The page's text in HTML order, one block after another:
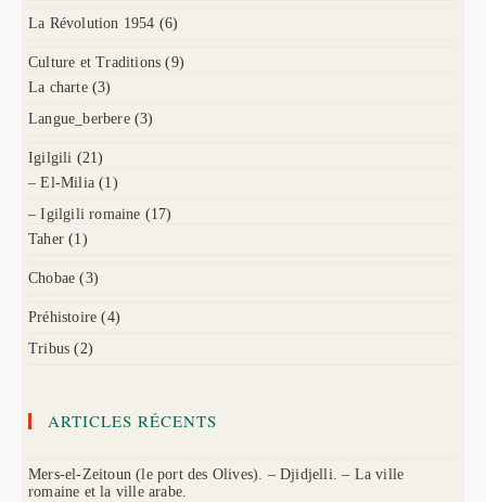
La Révolution 1954 (6)
Culture et Traditions (9)
La charte (3)
Langue_berbere (3)
Igilgili (21)
– El-Milia (1)
– Igilgili romaine (17)
Taher (1)
Chobae (3)
Préhistoire (4)
Tribus (2)
ARTICLES RÉCENTS
Mers-el-Zeitoun (le port des Olives). – Djidjelli. – La ville
romaine et la ville arabe.